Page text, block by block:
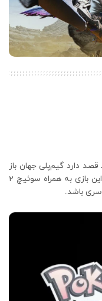
قصد دارد گیم‌پلی جهان باز
را به سطحی جدید ببرد. اگر این بازی به همراه سوئیچ 2
سری باشد.